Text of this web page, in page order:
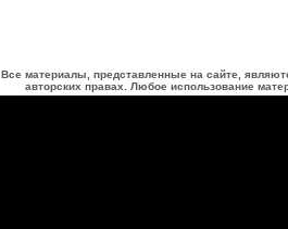
Все материалы, представленные на сайте,
авторских правах. Любое использование